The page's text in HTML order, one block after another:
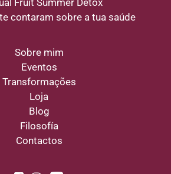
Fruit Summer Detox
contaram sobre a tua saúde
Sobre mim
Eventos
Transformações
Loja
Blog
Filosofía
Contactos